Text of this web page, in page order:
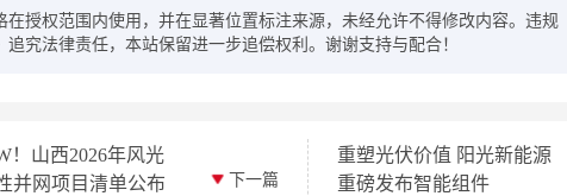
在授权范围内使用，并在显著位置标注来源，未经允许不得修改内容。违规
究法律责任，本站保留进一步追偿权利。谢谢支持与配合！
！山西2026年风光
并网项目清单公布
下一篇
重塑光伏价值 阳光新能源
重磅发布智能组件